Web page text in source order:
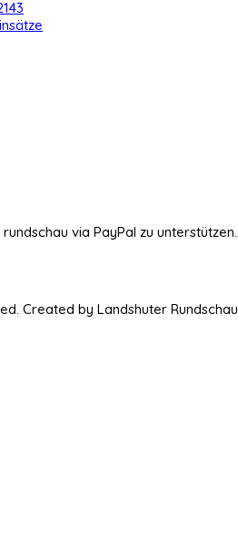
via PayPal zu unterstützen.
Created by Landshuter Rundschau